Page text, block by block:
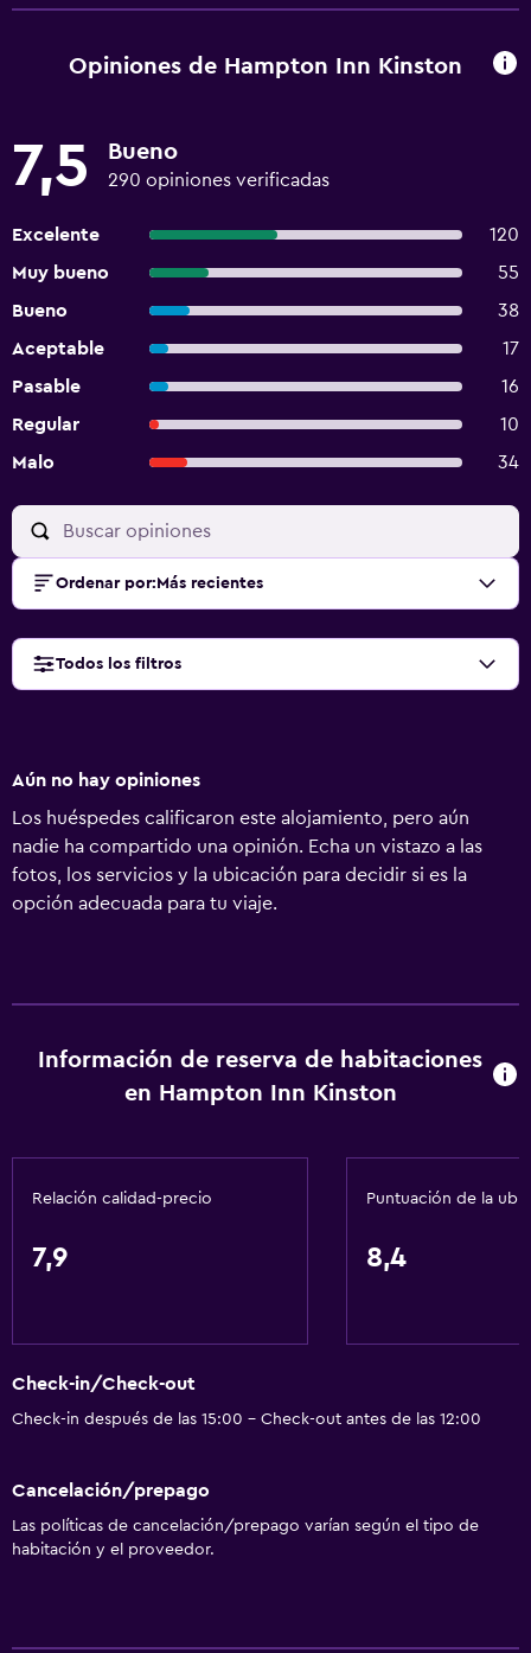
Opiniones de Hampton Inn Kinston
7,5 Bueno
290 opiniones verificadas
Excelente
120
Muy bueno
55
Bueno
38
Aceptable
17
Pasable
16
Regular
10
Malo
34
Ordenar por: Más recientes
Todos los filtros
Aún no hay opiniones
Los huéspedes calificaron este alojamiento, pero aún
nadie ha compartido una opinión. Echa un vistazo a las
fotos, los servicios y la ubicación para decidir si es la
opción adecuada para tu viaje.
Información de reserva de habitaciones
en Hampton Inn Kinston
Relación calidad-precio
7,9
Puntuación de la
8,4
Check-in/Check-out
Check-in después de las 15:00 - Check-out antes de las 12:00
Cancelación/prepago
Las políticas de cancelación/prepago varían según el tipo de
habitación y el proveedor.